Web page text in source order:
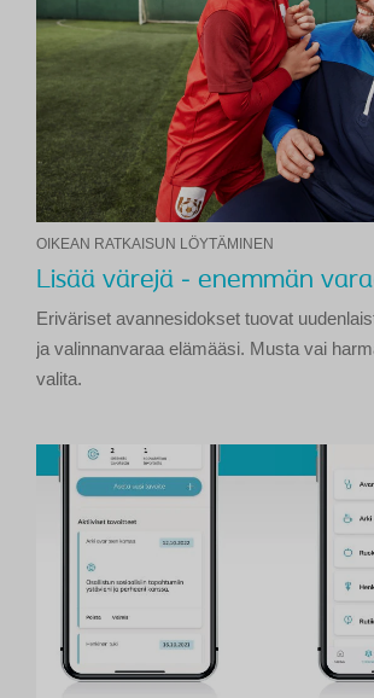
OIKEAN RATKAISUN LÖYTÄMINEN
Lisää värejä - enemmän
Eriväriset avannesidokset tuovat
ja valinnanvaraa elämääsi. Musta vai
valita.